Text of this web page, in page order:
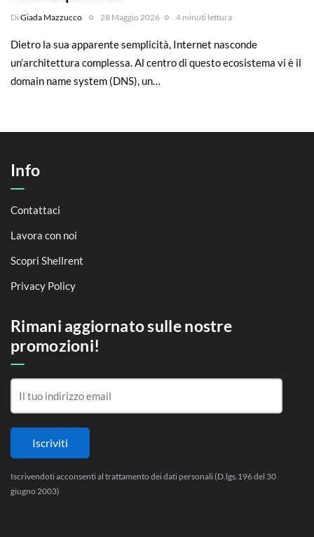
Di Giada Mazzucco 28 Maggio 2026 4 minuti lettura
Dietro la sua apparente semplicità, Internet nasconde
un’architettura complessa. Al centro di questo ecosistema vi è il
domain name system (DNS), un…
Info
Contattaci
Lavora con noi
Scopri Shellrent
Privacy Policy
Rimani aggiornato sulle nostre
promozioni!
Iscrivendoti acconsenti al trattamento dei dati personali (D.lgs.196 del 30
giugno 2003)